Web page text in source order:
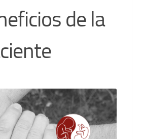
de la